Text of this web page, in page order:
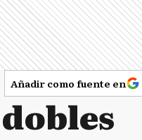
Añadir como fuente en